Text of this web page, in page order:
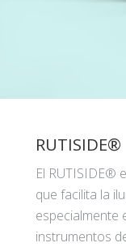
RUTISIDE®
El RUTISIDE®
que facilita la
especialmente
instrumentos